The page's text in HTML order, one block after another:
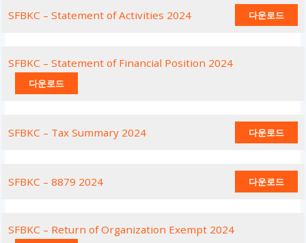
SFBKC – Statement of Activities 2024 다운로드
SFBKC – Statement of Financial Position 2024
다운로드
SFBKC – Tax Summary 2024 다운로드
SFBKC – 8879 2024 다운로드
SFBKC – Return of Organization Exempt 2024